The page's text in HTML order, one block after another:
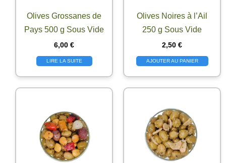
Olives Grossanes de
Pays 500 g Sous Vide
6,00 €
LIRE LA SUITE
Olives Noires à l’Ail
250 g Sous Vide
2,50 €
AJOUTER AU PANIER